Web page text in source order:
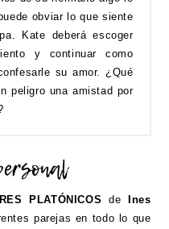
obviar lo que siente
Kate deberá escoger
y continuar como
su amor. ¿Qué
peligro una amistad por
PLATÓNICOS deInes
parejas en todo lo que